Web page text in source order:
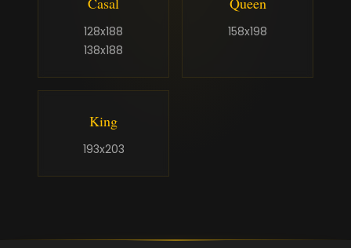
128x188
138x188
158x198
King
193x203